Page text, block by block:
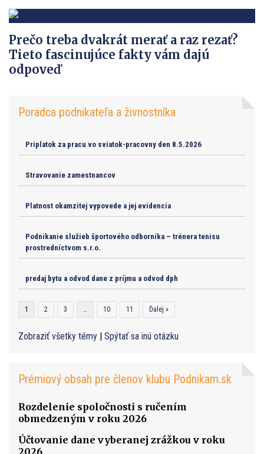
Prečo treba dvakrát merať a raz rezať?
Tieto fascinujúce fakty vám dajú
odpoveď
Poradca podnikateľa a živnostníka
Priplatok za pracu vo sviatok-pracovny den 8.5.2026
Stravovanie zamestnancov
Platnost okamzitej vypovede a jej evidencia
Podnikanie služieb športového odborníka – trénera tenisu
prostredníctvom s.r.o.
predaj bytu a odvod dane z príjmu a odvod dph
1 2 3 10 11 Ďalej »
Zobraziť všetky témy | Spýtať sa inú otázku
Prémiový obsah pre členov klubu Podnikam.sk
Rozdelenie spoločnosti s ručením
obmedzeným v roku 2026
Účtovanie dane vyberanej zrážkou v roku
2026